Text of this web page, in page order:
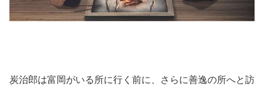
炭治郎は富岡がいる所に行く前に、さらに善逸の所へと訪